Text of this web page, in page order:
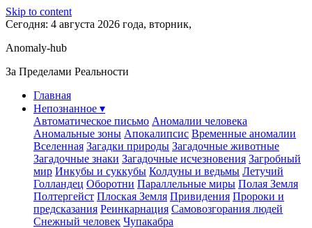
Skip to content
Сегодня: 4 августа 2026 года, вторник,
Anomaly-hub
За Пределами Реальности
Главная
Непознанное ▾
Автоматическое письмо Аномалии человека
Аномальные зоны Апокалипсис Временные аномалии
Вселенная Загадки природы Загадочные животные
Загадочные знаки Загадочные исчезновения Загробный
мир Инкубы и суккубы Колдуны и ведьмы Летучий
Голландец Оборотни Параллельные миры Полая Земля
Полтергейст Плоская Земля Привидения Пророки и
предсказания Реинкарнация Самовозгорания людей
Снежный человек Чупакабра